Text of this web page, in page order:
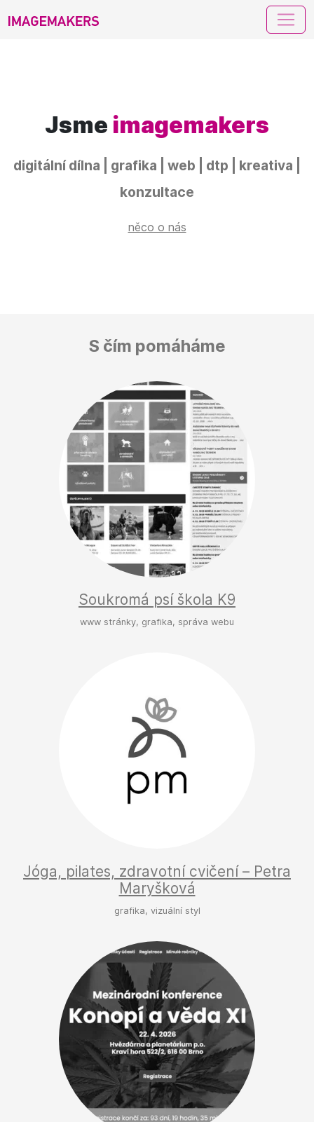
imagemakers
Jsme imagemakers
digitální dílna | grafika | web | dtp | kreativa |
konzultace
něco o nás
S čím pomáháme
Soukromá psí škola K9
www stránky, grafika, správa webu
Jóga, pilates, zdravotní cvičení – Petra
Maryšková
grafika, vizuální styl